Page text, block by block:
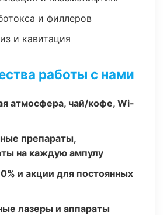
и филлеров
и кавитация
работы с нами
атмосфера, чай/кофе, Wi-
препараты,
на каждую ампулу
и акции для постоянных
лазеры и аппараты